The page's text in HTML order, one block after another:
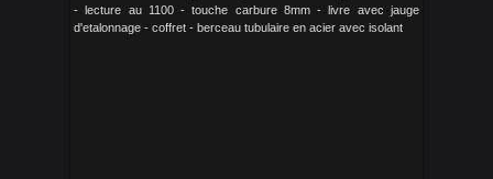
- lecture au 1100 - touche carbure 8mm - livre avec jauge
d'etalonnage - coffret - berceau tubulaire en acier avec isolant